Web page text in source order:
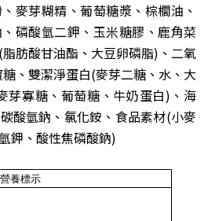
麥芽糊精、葡萄糖漿、棕櫚油、
磷酸氫二鉀、玉米糖膠、鹿角菜
肪酸甘油酯、大豆卵磷脂)、二氧
、雙潔淨蛋白(麥芽二糖、水、大
芽寡糖、葡萄糖、牛奶蛋白)、海
酸氫鈉、氯化銨、食品素材(小麥
鉀、酸性焦磷酸鈉)
營養標示